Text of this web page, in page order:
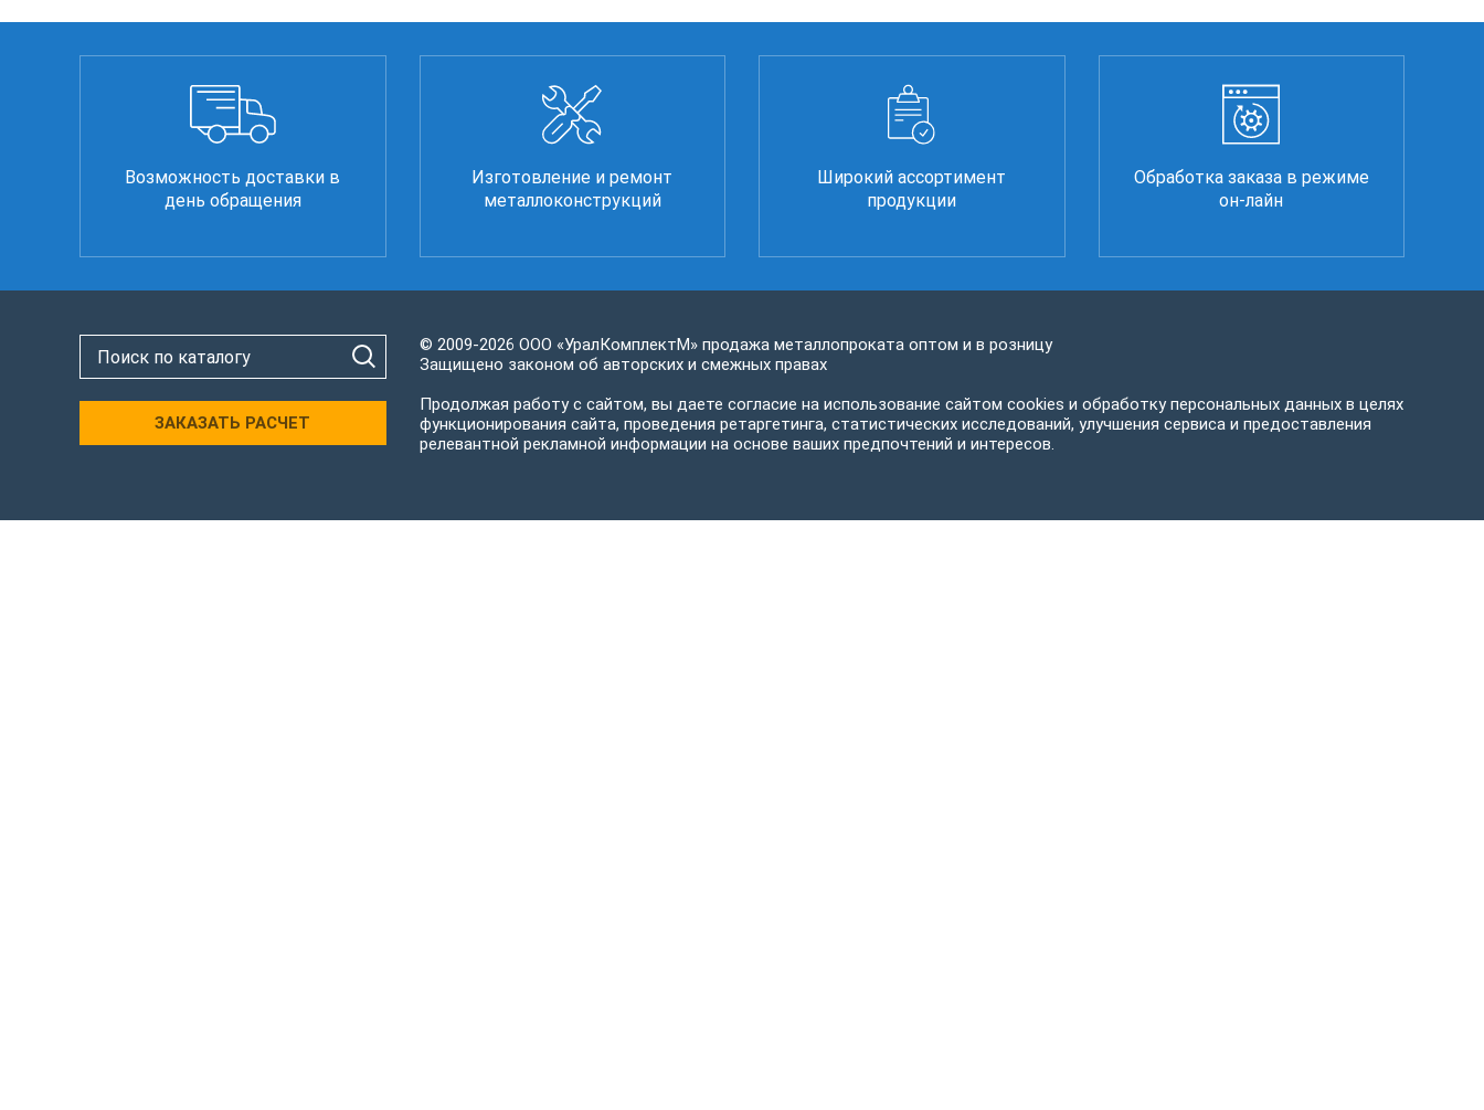
Возможность доставки в
день обращения
Изготовление и ремонт
металлоконструкций
Широкий ассортимент
продукции
Обработка заказа в режиме
он-лайн
ЗАКАЗАТЬ РАСЧЕТ
© 2009-2026 ООО «УралКомплектМ» продажа металлопроката оптом и в розницу
Защищено законом об авторских и смежных правах
Продолжая работу с сайтом, вы даете согласие на использование сайтом cookies и обработку персональных данных в целях
функционирования сайта, проведения ретаргетинга, статистических исследований, улучшения сервиса и предоставления
релевантной рекламной информации на основе ваших предпочтений и интересов.